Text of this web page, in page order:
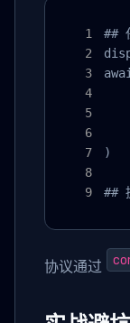
##
)
##
协议通过